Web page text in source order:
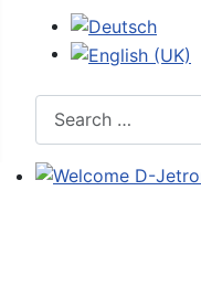
Select your language